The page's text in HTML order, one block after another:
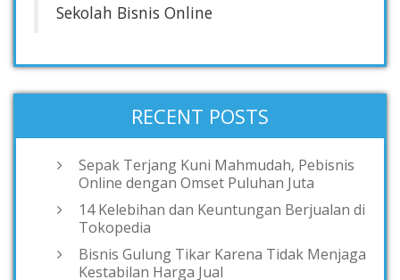
Sekolah Bisnis Online
RECENT POSTS
Sepak Terjang Kuni Mahmudah, Pebisnis
Online dengan Omset Puluhan Juta
14 Kelebihan dan Keuntungan Berjualan di
Tokopedia
Bisnis Gulung Tikar Karena Tidak Menjaga
Kestabilan Harga Jual